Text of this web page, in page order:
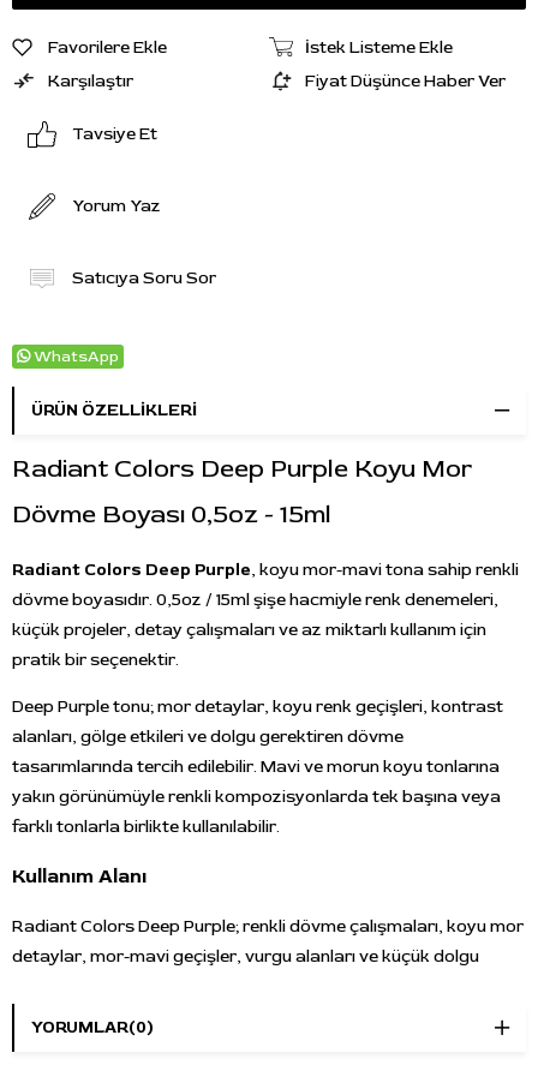
Favorilere Ekle
İstek Listeme Ekle
Karşılaştır
Fiyat Düşünce Haber Ver
Tavsiye Et
Yorum Yaz
Satıcıya Soru Sor
WhatsApp
ÜRÜN ÖZELLIKLERI
Radiant Colors Deep Purple Koyu Mor
Dövme Boyası 0,5oz - 15ml
Radiant Colors Deep Purple, koyu mor-mavi tona sahip renkli
dövme boyasıdır. 0,5oz / 15ml şişe hacmiyle renk denemeleri,
küçük projeler, detay çalışmaları ve az miktarlı kullanım için
pratik bir seçenektir.
Deep Purple tonu; mor detaylar, koyu renk geçişleri, kontrast
alanları, gölge etkileri ve dolgu gerektiren dövme
tasarımlarında tercih edilebilir. Mavi ve morun koyu tonlarına
yakın görünümüyle renkli kompozisyonlarda tek başına veya
farklı tonlarla birlikte kullanılabilir.
Kullanım Alanı
Radiant Colors Deep Purple; renkli dövme çalışmaları, koyu mor
detaylar, mor-mavi geçişler, vurgu alanları ve küçük dolgu
fantasy, çiçek, gece temalı ve koyu renk ağırlıklı tasarımlarda
YORUMLAR(0)